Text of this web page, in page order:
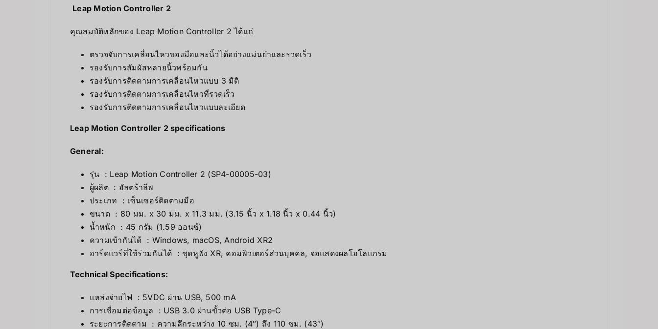
Leap Motion Controller 2
คุณสมบัติหลักของ Leap Motion Controller 2 ได้แก่
ตรวจจับการเคลื่อนไหวของมือและนิ้วได้อย่างแม่นยำและรวดเร็ว
รองรับการสัมผัสหลายนิ้วพร้อมกัน
รองรับการติดตามการเคลื่อนไหวแบบ 3 มิติ
รองรับการติดตามการเคลื่อนไหวที่รวดเร็ว
รองรับการติดตามการเคลื่อนไหวแบบละเอียด
Leap Motion Controller 2 specifications
General:
รุ่น : Leap Motion Controller 2 (SP4-00005-03)
ผู้ผลิต : อัลตร้าลีพ
ประเภท : เซ็นเซอร์ติดตามมือ
ขนาด : 80 มม. x 30 มม. x 11.3 มม. (3.15 นิ้ว x 1.18 นิ้ว x 0.44 นิ้ว)
น้ำหนัก : 45 กรัม (1.59 ออนซ์)
ความเข้ากันได้ : Windows, macOS, Android XR2
ฮาร์ดแวร์ที่ใช้ร่วมกันได้ : ชุดหูฟัง XR, คอมพิวเตอร์ส่วนบุคคล, จอแสดงผลโฮโลแกรม
Technical Specifications:
แหล่งจ่ายไฟ : 5VDC ผ่าน USB, 500 mA
การเชื่อมต่อข้อมูล : USB 3.0 ผ่านขั้วต่อ USB Type-C
ระยะการติดตาม : ความลึกระหว่าง 10 ซม. (4″) ถึง 110 ซม. (43″)